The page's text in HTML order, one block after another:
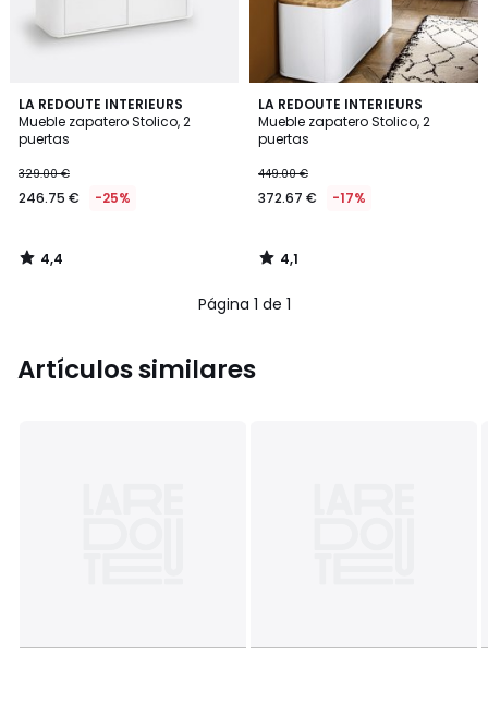
LA REDOUTE INTERIEURS
Mueble zapatero Stolico, 2
puertas
329.00 €
246.75 € -25%
4,4
/ 5
4,4
/
LA REDOUTE INTERIEURS
Mueble zapatero Stolico, 2
puertas
449.00 €
372.67 € -17%
4,1
/ 5
4,1
/
Página 1 de 1
Artículos similares